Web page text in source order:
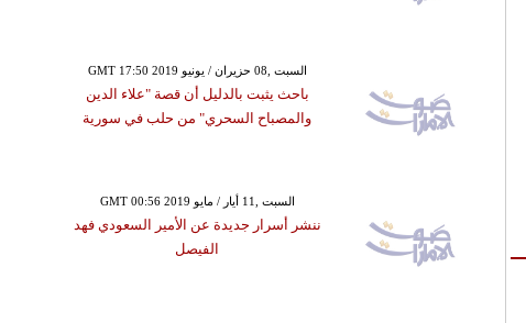
GMT 17:50 2019 السبت ,08 حزيران / يونيو
باحث يثبت بالدليل أن قصة "علاء الدين
والمصباح السحري" من حلب في سورية
GMT 00:56 2019 السبت ,11 أيار / مايو
ننشر أسرار جديدة عن الأمير السعودي فهد
الفيصل